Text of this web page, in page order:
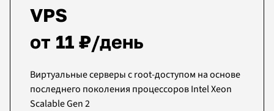
VPS
от 11 ₽/день
Виртуальные серверы c root-доступом на основе
последнего поколения процессоров Intel Xeon
Scalable Gen 2